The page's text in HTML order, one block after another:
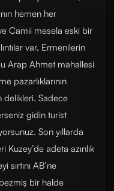
hemen her
Camii mesela eski bir
var, Ermenilerin
Arap Ahmet mahallesi
pazarlıklarının
delikleri. Sadece
gidin turist
Son yıllarda
Kuzey’de adeta azınlık
AB’ne
bir halde